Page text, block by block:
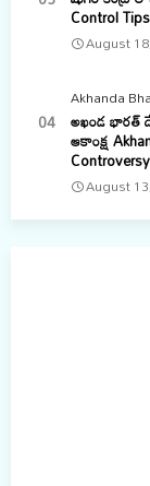
Control
August
Akhanda
అఖండ భారత్
ఆకాంక్ష
August